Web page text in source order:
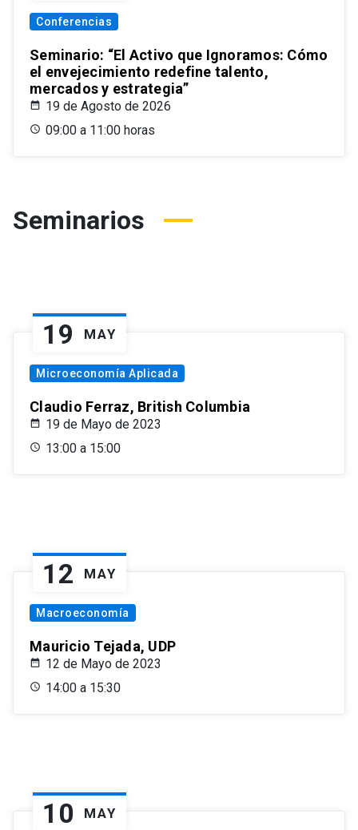
Conferencias
Seminario: “El Activo que Ignoramos: Cómo
el envejecimiento redefine talento,
mercados y estrategia”
19 de Agosto de 2026
09:00 a 11:00 horas
Seminarios
19 MAY
Microeconomía Aplicada
Claudio Ferraz, British Columbia
19 de Mayo de 2023
13:00 a 15:00
12 MAY
Macroeconomía
Mauricio Tejada, UDP
12 de Mayo de 2023
14:00 a 15:30
10 MAY